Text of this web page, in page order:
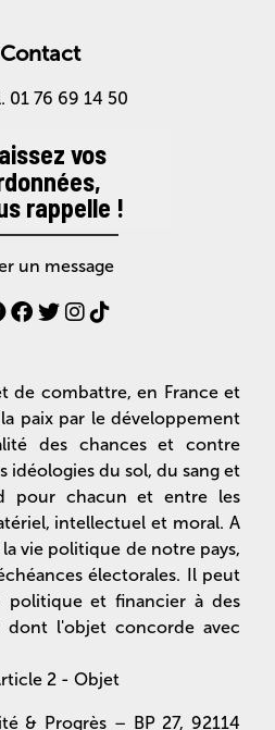
Contact
01 76 69 14 50
vos
rappelle !
un message
de combattre, en France et
paix par le développement
des chances et contre
idéologies du sol, du sang et
pour chacun et entre les
intellectuel et moral. A
vie politique de notre pays,
électorales. Il peut
politique et financier à des
dont l'objet concorde avec
2 - Objet
& Progrès – BP 27, 92114